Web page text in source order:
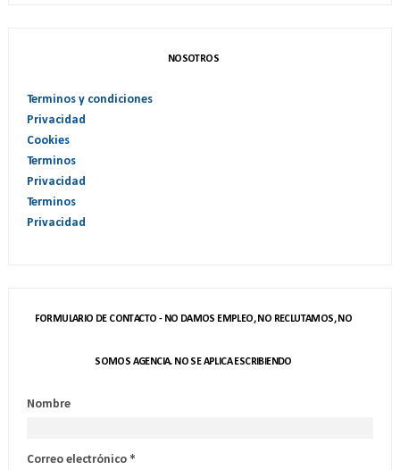
NOSOTROS
Terminos y condiciones
Privacidad
Cookies
Terminos
Privacidad
Terminos
Privacidad
FORMULARIO DE CONTACTO - NO DAMOS EMPLEO, NO RECLUTAMOS, NO
SOMOS AGENCIA. NO SE APLICA ESCRIBIENDO
Nombre
Correo electrónico *